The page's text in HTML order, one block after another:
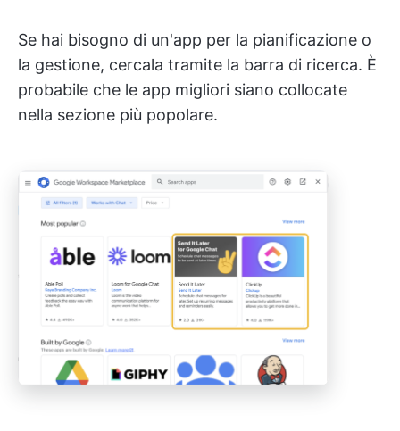
Se hai bisogno di un'app per la pianificazione o
la gestione, cercala tramite la barra di ricerca. È
probabile che le app migliori siano collocate
nella sezione più popolare.